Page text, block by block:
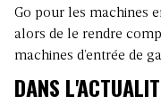
Go pour les machines
alors de le rendre
machines d’entrée de
DANS